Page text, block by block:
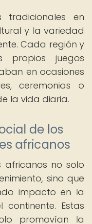
tradicionales en
y la variedad
Cada región y
propios juegos
en ocasiones
ceremonias o
la vida diaria.
de los
africanos
africanos no solo
sino que
impacto en la
Estas
promovían la